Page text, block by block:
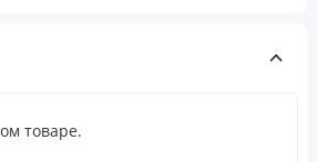
врача.
(капсула),
товаре.